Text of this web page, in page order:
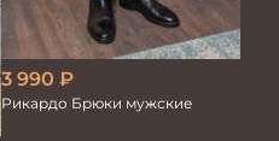
3 990 ₽
Рикардо Брюки мужские